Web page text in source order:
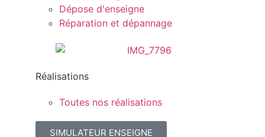
Dépose d'enseigne
Réparation et dépannage
Réalisations
Toutes nos réalisations
SIMULATEUR ENSEIGNE